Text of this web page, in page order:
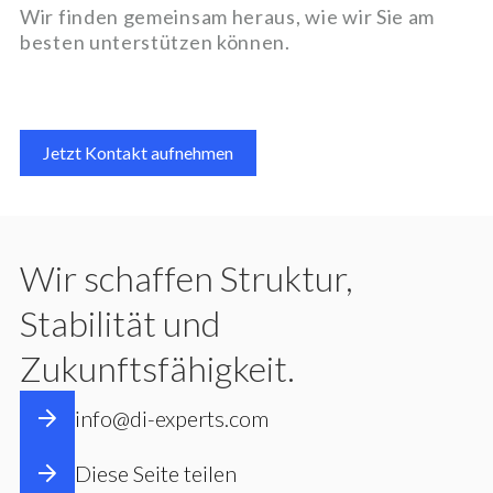
Wir finden gemeinsam heraus, wie wir Sie am
besten unterstützen können.
Jetzt Kontakt aufnehmen
Wir schaffen Struktur,
Stabilität und
Zukunftsfähigkeit.
info@di-experts.com
Diese Seite teilen